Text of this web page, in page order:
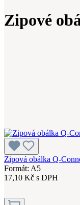
Zipové
Zipová obálka Q-
Formát: A5
17,10 Kč s DPH